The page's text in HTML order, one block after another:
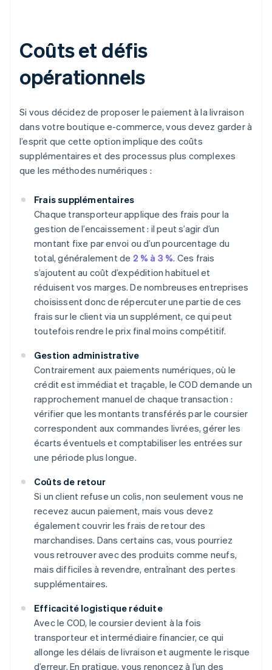
Coûts et défis
opérationnels
Si vous décidez de proposer le paiement à la livraison
dans votre boutique e-commerce, vous devez garder à
l’esprit que cette option implique des coûts
supplémentaires et des processus plus complexes
que les méthodes numériques :
Frais supplémentaires
Chaque transporteur applique des frais pour la
gestion de l’encaissement : il peut s’agir d’un
montant fixe par envoi ou d’un pourcentage du
total, généralement de 2 % à 3 %. Ces frais
s’ajoutent au coût d’expédition habituel et
réduisent vos marges. De nombreuses entreprises
choisissent donc de répercuter une partie de ces
frais sur le client via un supplément, ce qui peut
toutefois rendre le prix final moins compétitif.
Gestion administrative
Contrairement aux paiements numériques, où le
crédit est immédiat et traçable, le COD demande un
rapprochement manuel de chaque transaction :
vérifier que les montants transférés par le coursier
correspondent aux commandes livrées, gérer les
écarts éventuels et comptabiliser les entrées sur
une période plus longue.
Coûts de retour
Si un client refuse un colis, non seulement vous ne
recevez aucun paiement, mais vous devez
également couvrir les frais de retour des
marchandises. Dans certains cas, vous pourriez
vous retrouver avec des produits comme neufs,
mais difficiles à revendre, entraînant des pertes
supplémentaires.
Efficacité logistique réduite
Avec le COD, le coursier devient à la fois
transporteur et intermédiaire financier, ce qui
allonge les délais de livraison et augmente le risque
d’erreur. En pratique, vous renoncez à l’un des